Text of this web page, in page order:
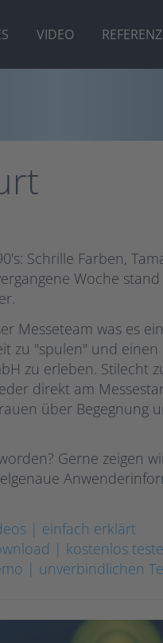
VIDEO
Schrille Farben,
Woche
Messeteam was es
zu "spulen" und
zu erleben.
direkt am
über Begegnung
Gerne zeigen
| einfach erklärt
| kostenlos
| unverbindlichen